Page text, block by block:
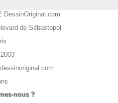
DessinOriginal.com
de Sébastopol
nous ?